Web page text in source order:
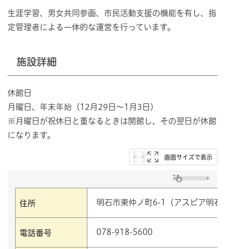
生涯学習、男女共同参画、市民活動支援の機能を有し、指
定管理者による一体的な運営を行っています。
施設詳細
休館日
月曜日、年末年始（12月29日～1月3日）
※月曜日が祝休日と重なるときは開館し、その翌日が休館
になります。
画面サイズで表示
住所 明石市東仲ノ町6-1（アスピア明石
電話番号 078-918-5600